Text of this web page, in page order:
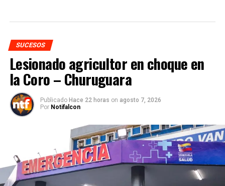
SUCESOS
Lesionado agricultor en choque en
la Coro – Churuguara
Publicado Hace 22 horas on agosto 7, 2026
Por Notifalcon